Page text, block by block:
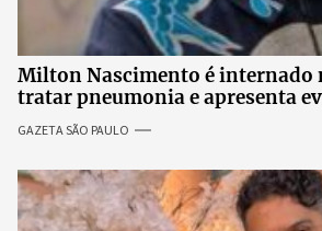
Milton Nascimento é internado
tratar pneumonia e apresenta
GAZETA SÃO PAULO